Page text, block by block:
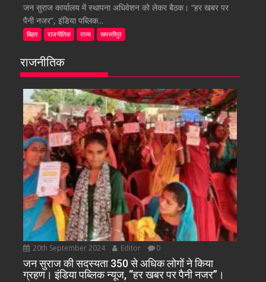
जन सुराज कार्यालय में स्थापना अधिवेशन को लेकर बैठक। “हर खबर पर
पैनी नजर”, इंडिया पब्लिक...
बिहार राजनीतिक राज्य समस्तीपुर
राजनीतिक
20th September 2024 Editor 0
जन सुराज की सदस्यता 350 से अधिक लोगों ने किया
ग्रहण। इंडिया पब्लिक न्यूज, “हर खबर पर पैनी नजर”।